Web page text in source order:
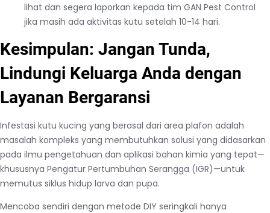
lihat dan segera laporkan kepada tim GAN Pest Control
jika masih ada aktivitas kutu setelah 10-14 hari.
Kesimpulan: Jangan Tunda,
Lindungi Keluarga Anda dengan
Layanan Bergaransi
Infestasi kutu kucing yang berasal dari area plafon adalah
masalah kompleks yang membutuhkan solusi yang didasarkan
pada ilmu pengetahuan dan aplikasi bahan kimia yang tepat—
khususnya Pengatur Pertumbuhan Serangga (IGR)—untuk
memutus siklus hidup larva dan pupa.
Mencoba sendiri dengan metode DIY seringkali hanya